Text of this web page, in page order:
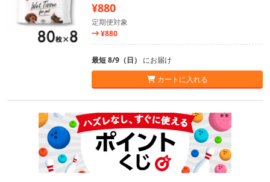
¥880
定期便対象
¥880
最短 8/9（日） にお届け
カートに入れる